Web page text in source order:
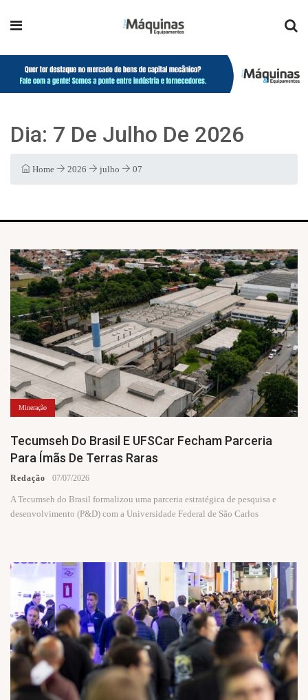
Dia: 7 De Julho De 2026
Home 2026 julho 07
Mineração
Tecumseh Do Brasil E UFSCar Fecham Parceria
Para Ímãs De Terras Raras
Redação 07/07/2026
A Tecumseh do Brasil formalizou uma parceria estratégica de pesquisa e
desenvolvimento (P&D) com a Universidade Federal de São Carlos